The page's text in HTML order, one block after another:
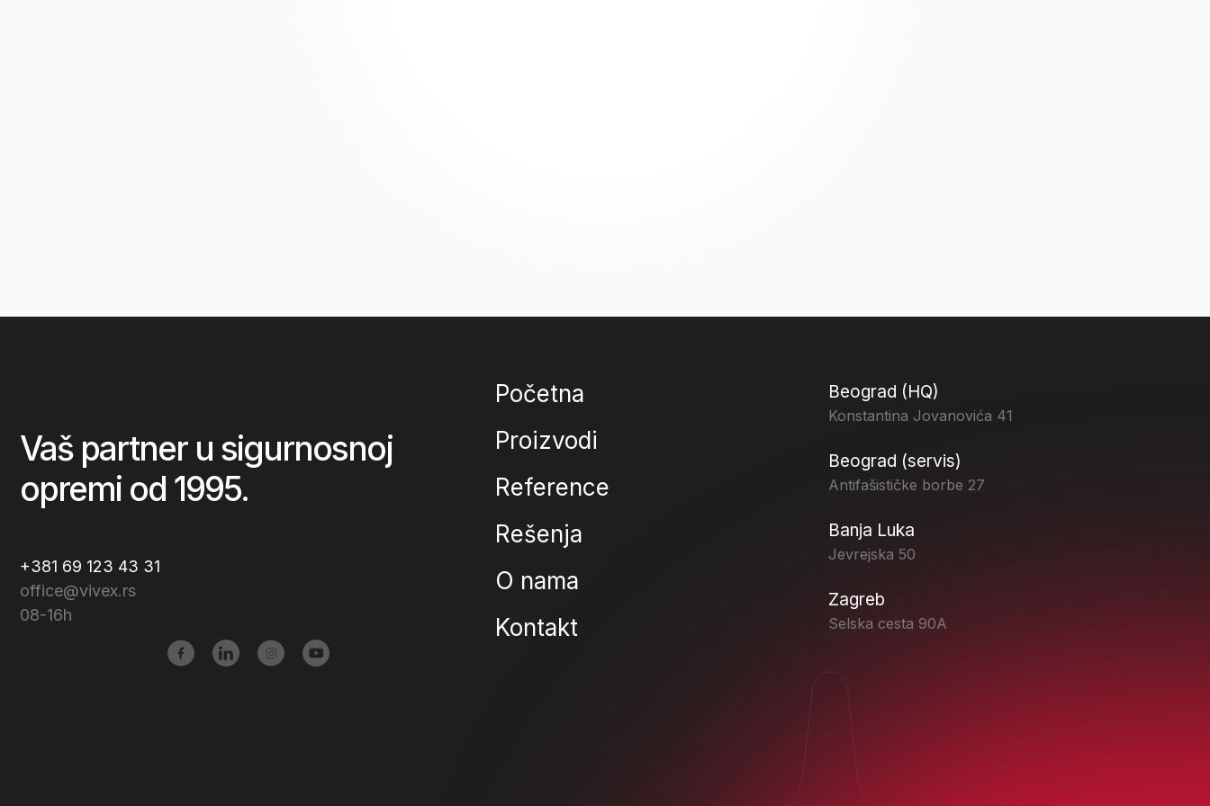
Vaš partner u sigurnosnoj
opremi od 1995.
+381 69 123 43 31
office@vivex.rs
08-16h
Početna
Proizvodi
Reference
Rešenja
O nama
Kontakt
Beograd (HQ)
Konstantina Jovanovića 41
Beograd (servis)
Antifašističke borbe 27
Banja Luka
Jevrejska 50
Zagreb
Selska cesta 90A